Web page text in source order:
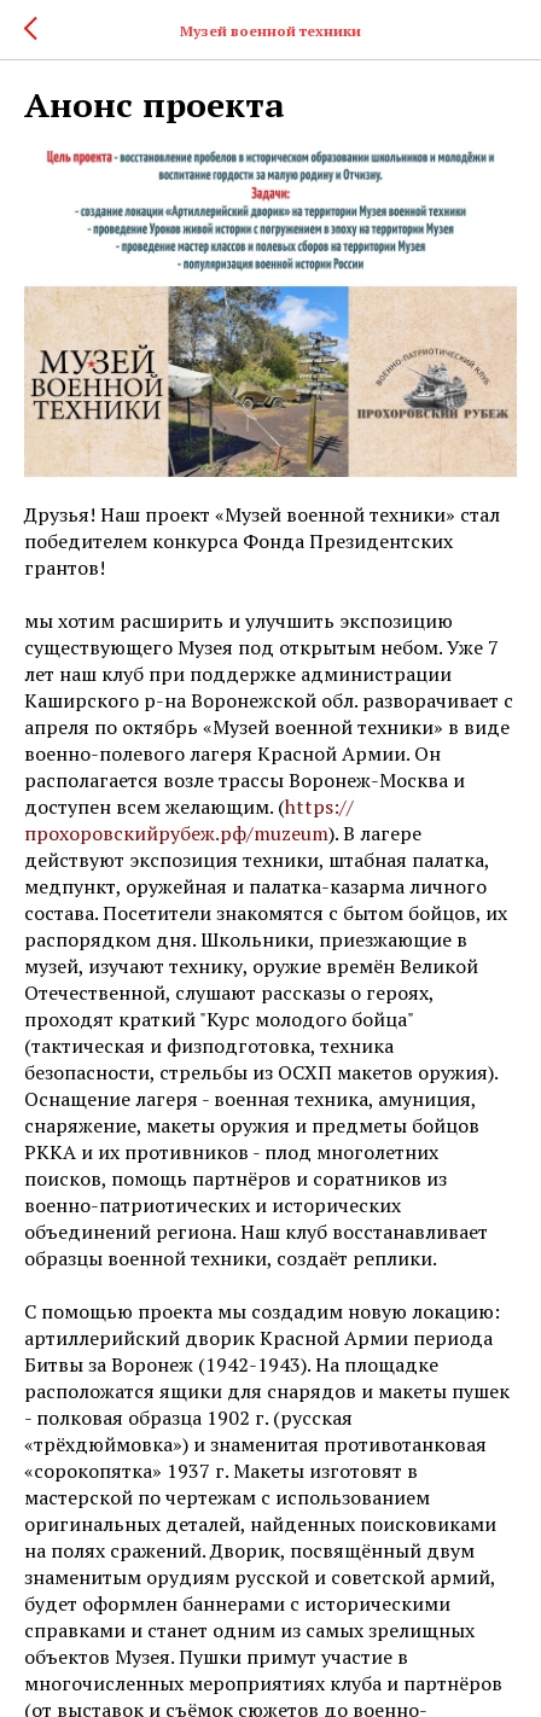
Музей военной техники
Анонс проекта
Друзья! Наш проект «Музей военной техники» стал
победителем конкурса Фонда Президентских
грантов!
мы хотим расширить и улучшить экспозицию
существующего Музея под открытым небом. Уже 7
лет наш клуб при поддержке администрации
Каширского р-на Воронежской обл. разворачивает с
апреля по октябрь «Музей военной техники» в виде
военно-полевого лагеря Красной Армии. Он
располагается возле трассы Воронеж-Москва и
доступен всем желающим. (https://
прохоровскийрубеж.рф/muzeum). В лагере
действуют экспозиция техники, штабная палатка,
медпункт, оружейная и палатка-казарма личного
состава. Посетители знакомятся с бытом бойцов, их
распорядком дня. Школьники, приезжающие в
музей, изучают технику, оружие времён Великой
Отечественной, слушают рассказы о героях,
проходят краткий "Курс молодого бойца"
(тактическая и физподготовка, техника
безопасности, стрельбы из ОСХП макетов оружия).
Оснащение лагеря - военная техника, амуниция,
снаряжение, макеты оружия и предметы бойцов
РККА и их противников - плод многолетних
поисков, помощь партнёров и соратников из
военно-патриотических и исторических
объединений региона. Наш клуб восстанавливает
образцы военной техники, создаёт реплики.
С помощью проекта мы создадим новую локацию:
артиллерийский дворик Красной Армии периода
Битвы за Воронеж (1942-1943). На площадке
расположатся ящики для снарядов и макеты пушек
- полковая образца 1902 г. (русская
«трёхдюймовка») и знаменитая противотанковая
«сорокопятка» 1937 г. Макеты изготовят в
мастерской по чертежам с использованием
оригинальных деталей, найденных поисковиками
на полях сражений. Дворик, посвящённый двум
знаменитым орудиям русской и советской армий,
будет оформлен баннерами с историческими
справками и станет одним из самых зрелищных
объектов Музея. Пушки примут участие в
многочисленных мероприятиях клуба и партнёров
(от выставок и съёмок сюжетов до военно-